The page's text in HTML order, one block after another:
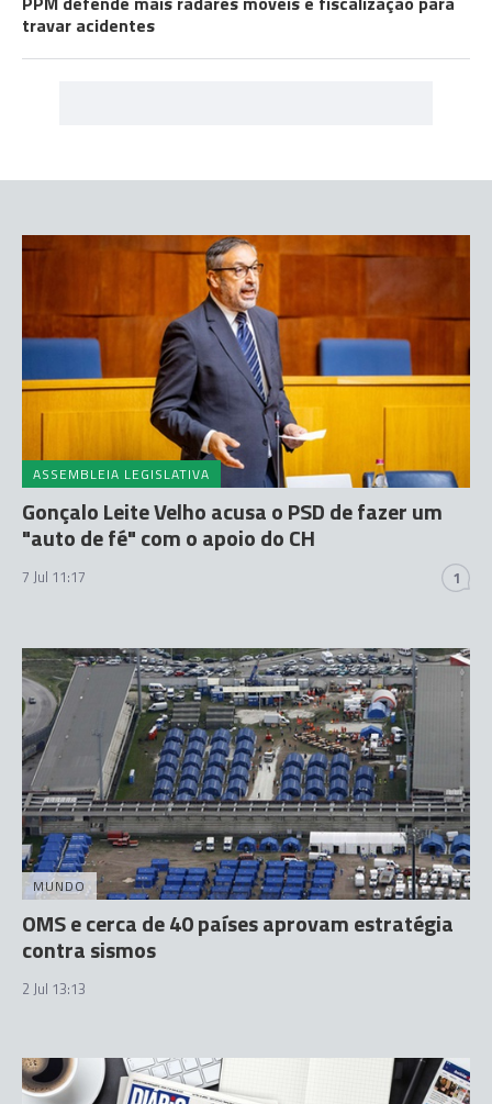
travar acidentes
ASSEMBLEIA LEGISLATIVA
Gonçalo Leite Velho acusa o PSD de fazer um
"auto de fé" com o apoio do CH
7 Jul 11:17 1
MUNDO
OMS e cerca de 40 países aprovam estratégia
contra sismos
2 Jul 13:13